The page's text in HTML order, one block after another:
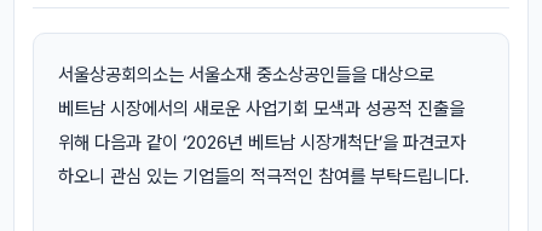
서울상공회의소는 서울소재 중소상공인들을 대상으로
베트남 시장에서의 새로운 사업기회 모색과 성공적 진출을
위해 다음과 같이 ‘2026년 베트남 시장개척단’을 파견코자
하오니 관심 있는 기업들의 적극적인 참여를 부탁드립니다.